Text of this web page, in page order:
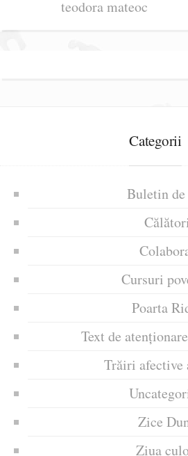
teodora mateoc
Categorii
Buletin
Cursuri
Poarta
Text de
Trăiri afective
Zice
Ziua